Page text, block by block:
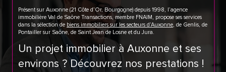
Présent sur Auxonne (21 Côte d’Or, Bourgogne) depuis 1998, l’agence
immobilière Val de Saône Transactions, membre FNAIM, propose ses services
dans la sélection de biens immobiliers sur les secteurs d’Auxonne, de Genlis, de
Pontailler sur Saône, de Saint Jean de Losne et du Jura.
Un projet immobilier à Auxonne et ses
environs ? Découvrez nos prestations !